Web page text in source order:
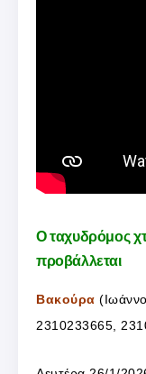
Ο ταχυδρόμος
προβάλλεται
Βακούρα
2310233665,